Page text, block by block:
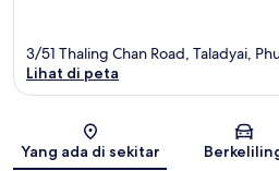
Peta
3/51 Thaling Chan Road, Taladyai,
Lihat di peta
Yang ada di sekitar